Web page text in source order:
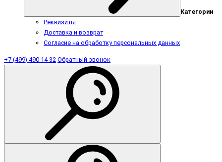
Категории
Реквизиты
Доставка и возврат
Согласие на обработку персональных данных
+7 (499) 490 14 32 Обратный звонок